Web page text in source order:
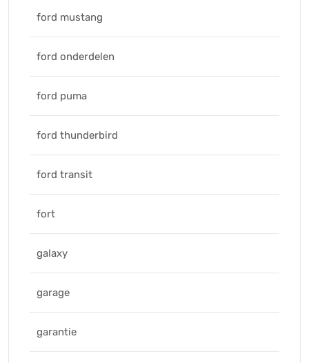
ford mustang
ford onderdelen
ford puma
ford thunderbird
ford transit
fort
galaxy
garage
garantie